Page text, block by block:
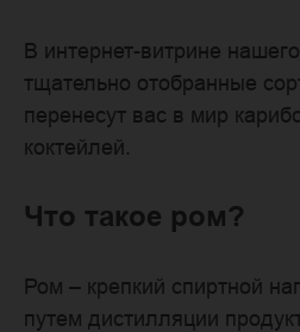
В интернет-витрине
тщательно отобранные
перенесут вас в мир
коктейлей.
Что такое ром?
Ром – крепкий спиртной
путем дистилляции